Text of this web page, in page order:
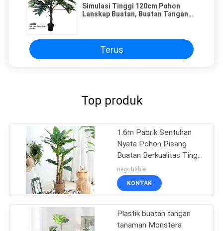
Simulasi Tinggi 120cm Pohon
Lanskap Buatan, Buatan Tangan
Terus
Top produk
1.6m Pabrik Sentuhan
Nyata Pohon Pisang
Buatan Berkualitas Tinggi
Untuk Penjualan Panas
negotiable
KONTAK
Plastik buatan tangan
tanaman Monstera